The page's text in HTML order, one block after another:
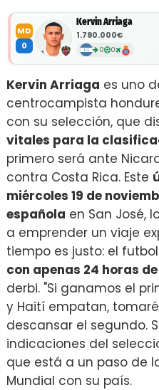
MD
0
Kervin Arriaga
1.790.000€
0 0
Kervin Arriaga es uno
centrocampista
con su selección, que
vitales para la
primero será ante
contra Costa Rica. Este
miércoles 19 de
española en San José,
a emprender un viaje
tiempo es justo: el
con apenas 24 horas
derbi. "Si ganamos el
y Haití empatan,
descansar el segundo.
indicaciones del
que está a un paso de
Mundial con su país.